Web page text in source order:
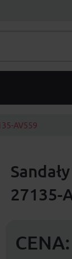
AV559
27135-
CENA: